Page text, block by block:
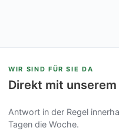
WIR SIND FÜR SIE DA
Direkt mit
Antwort in der Regel
Tagen die Woche.